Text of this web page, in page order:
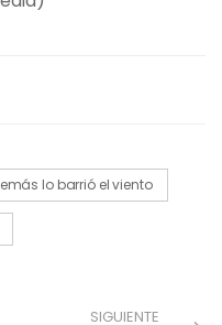
lo barrió el viento
SIGUIENTE